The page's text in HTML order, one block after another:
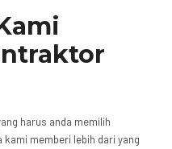
harus anda memilih
memberi lebih dari yang